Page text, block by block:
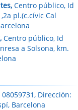
Centro público, Id
pl.(c.cívic Cal
Centro público, Id
a Solsona, km.
Dirección:
Barcelona